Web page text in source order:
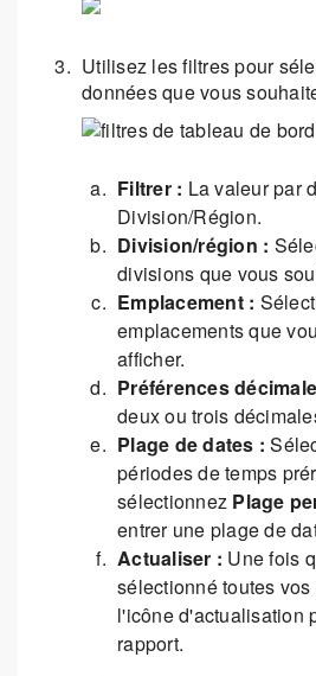
Utilisez les filtres pour
données que vous
Filtrer : La valeur par
Division/Région.
Division/région :
divisions que vous
Emplacement :
emplacements que
afficher.
Préférences
deux ou trois
Plage de dates :
périodes de temps
sélectionnez Plage
entrer une plage de
Actualiser : Une fois
sélectionné toutes
l'icône d'actualisation
rapport.